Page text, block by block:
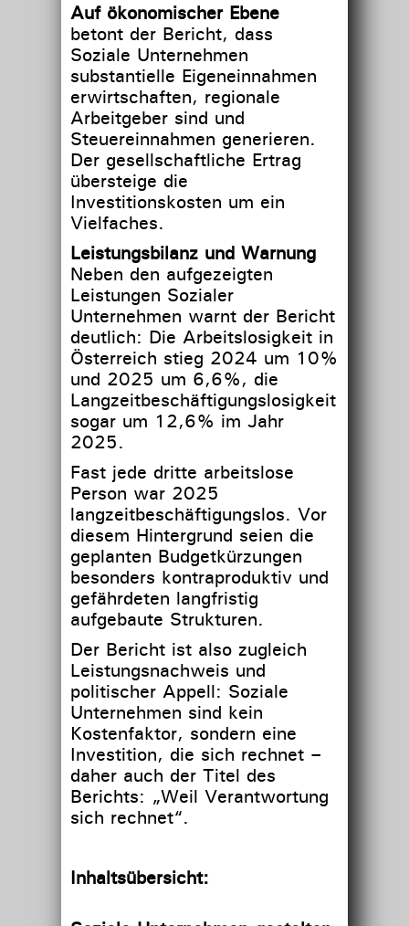
Auf ökonomischer Ebene
betont der Bericht, dass
Soziale Unternehmen
substantielle Eigeneinnahmen
erwirtschaften, regionale
Arbeitgeber sind und
Steuereinnahmen generieren.
Der gesellschaftliche Ertrag
übersteige die
Investitionskosten um ein
Vielfaches.
Leistungsbilanz und Warnung
Neben den aufgezeigten
Leistungen Sozialer
Unternehmen warnt der Bericht
deutlich: Die Arbeitslosigkeit in
Österreich stieg 2024 um 10%
und 2025 um 6,6%, die
Langzeitbeschäftigungslosigkeit
sogar um 12,6% im Jahr
2025.
Fast jede dritte arbeitslose
Person war 2025
langzeitbeschäftigungslos. Vor
diesem Hintergrund seien die
geplanten Budgetkürzungen
besonders kontraproduktiv und
gefährdeten langfristig
aufgebaute Strukturen.
Der Bericht ist also zugleich
Leistungsnachweis und
politischer Appell: Soziale
Unternehmen sind kein
Kostenfaktor, sondern eine
Investition, die sich rechnet –
daher auch der Titel des
Berichts: „Weil Verantwortung
sich rechnet“.
Inhaltsübersicht: